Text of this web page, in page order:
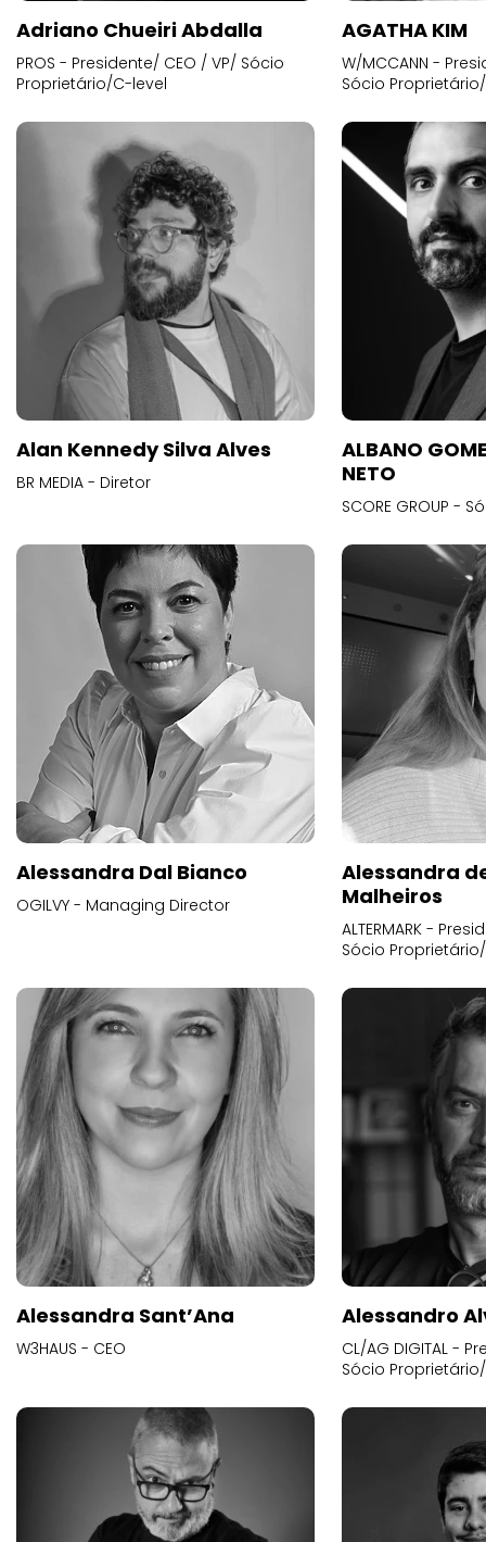
Adriano Chueiri Abdalla
PROS - Presidente/ CEO / VP/ Sócio
Proprietário/C-level
AGATHA KIM
W/MCCANN -
Sócio
Alan Kennedy Silva Alves
BR MEDIA - Diretor
ALBANO
NETO
SCORE GROUP -
Alessandra Dal Bianco
OGILVY - Managing Director
Alessandra
Malheiros
ALTERMARK -
Sócio
Alessandra Sant’Ana
W3HAUS - CEO
Alessandro
CL/AG DIGITAL -
Sócio